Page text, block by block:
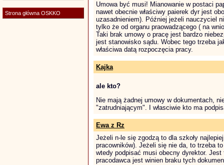
Strona główna OSKKO
Umowa być musi! Mianowanie w postaci
nawet obecnie właściwy paierek dyr jest
uzasadnieniem). Później jeżeli nauczyciel
tylko że od organu praowadzącego ( na
Taki brak umowy o pracę jest bardzo
jest stanowisko sądu. Wobec tego trzeba
właściwa datą rozpoczęcia pracy.
Kajka
ale kto?
Nie mają żadnej umowy w dokumentach,
"zatrudniającym". I własciwie kto ma
Ewa z Rz
Jeżeli n-le się zgodzą to dla szkoły
pracowników). Jeżeli się nie da, to trzeba
wtedy podpisać musi obecny dyrektor.
pracodawca jest winien braku tych